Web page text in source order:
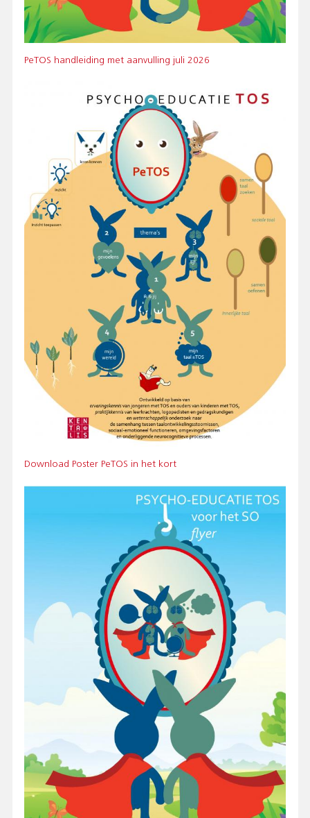
Bestand
PeTOS handleiding met aanvulling juli 2026
Bestand
Download Poster PeTOS in het kort